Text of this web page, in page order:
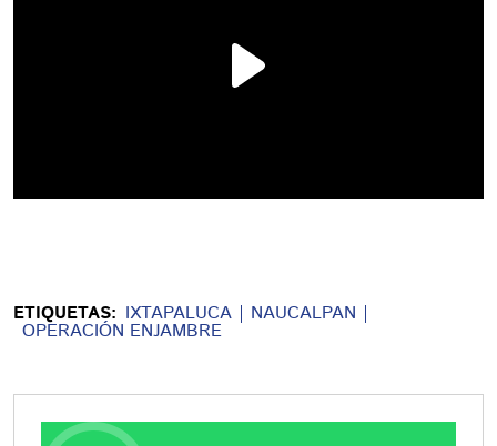
ETIQUETAS: IXTAPALUCA NAUCALPAN
OPERACIÓN ENJAMBRE